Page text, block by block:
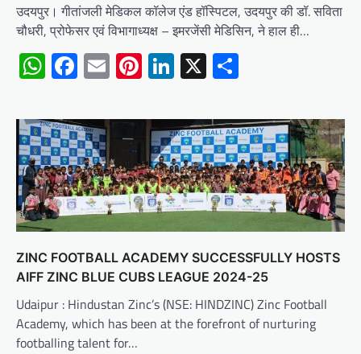
उदयपुर। गीतांजली मेडिकल कॉलेज एंड हॉस्पिटल, उदयपुर की डॉ. सविता
चौधरी, प्रोफेसर एवं विभागाध्यक्ष – इमरजेंसी मेडिसिन, ने हाल ही…
WhatsApp
Facebook
EmailPinterest
LinkedIn
X
ZINC FOOTBALL ACADEMY SUCCESSFULLY HOSTS
AIFF ZINC BLUE CUBS LEAGUE 2024-25
Udaipur : Hindustan Zinc’s (NSE: HINDZINC) Zinc Football
Academy, which has been at the forefront of nurturing
footballing talent for…